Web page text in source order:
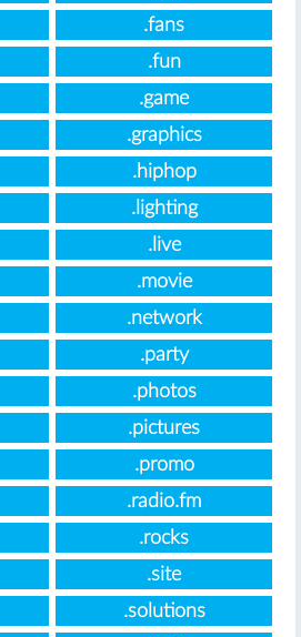
.fans
.fun
.game
.graphics
.hiphop
.lighting
.live
.movie
.network
.party
.photos
.pictures
.promo
.radio.fm
.rocks
.site
.solutions